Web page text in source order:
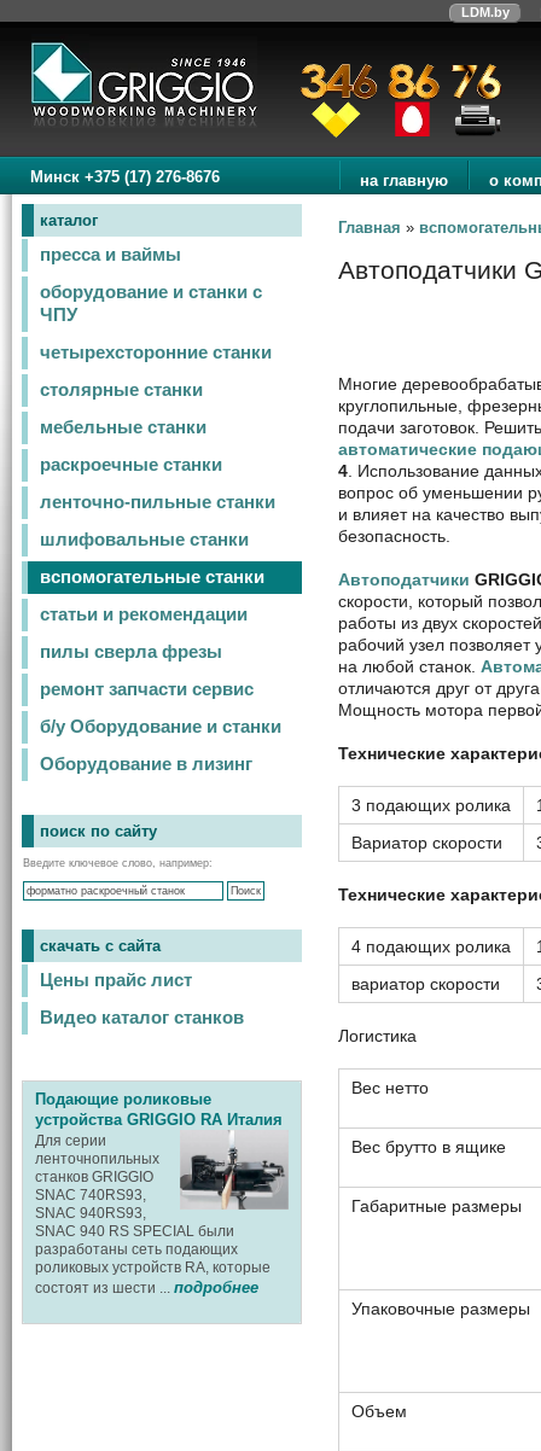
LDM.by
Минск +375 (17) 276-8676 на главную о
каталог
пресса и ваймы
оборудование и станки с
ЧПУ
четырехсторонние станки
столярные станки
мебельные станки
раскроечные станки
ленточно-пильные станки
шлифовальные станки
вспомогательные станки
статьи и рекомендации
пилы сверла фрезы
ремонт запчасти сервис
б/у Оборудование и станки
Оборудование в лизинг
поиск по сайту
Введите ключевое слово, например:
скачать с сайта
Цены прайс лист
Видео каталог станков
Подающие роликовые
устройства GRIGGIO RA Италия
Для серии
ленточнопильных
станков GRIGGIO
SNAC 740RS93,
SNAC 940RS93,
SNAC 940 RS SPECIAL были
разработаны сеть подающих
роликовых устройств RA, которые
состоят из шести ... подробнее
Главная »
Автоподатчики
Многие
круглопильные,
подачи заготовок.
автоматические
4 . Использование
вопрос об уменьшении
и влияет на качество
безопасность.
Автоподатчики
скорости, который
работы из двух
рабочий узел позволяет
на любой станок.
отличаются друг от
Мощность мотора
Технические
3 подающих ролика
Вариатор скорости
Технические
4 подающих ролика
вариатор скорости
Логистика
Вес нетто
Вес брутто в ящике
Габаритные размеры
Упаковочные размеры
Объем